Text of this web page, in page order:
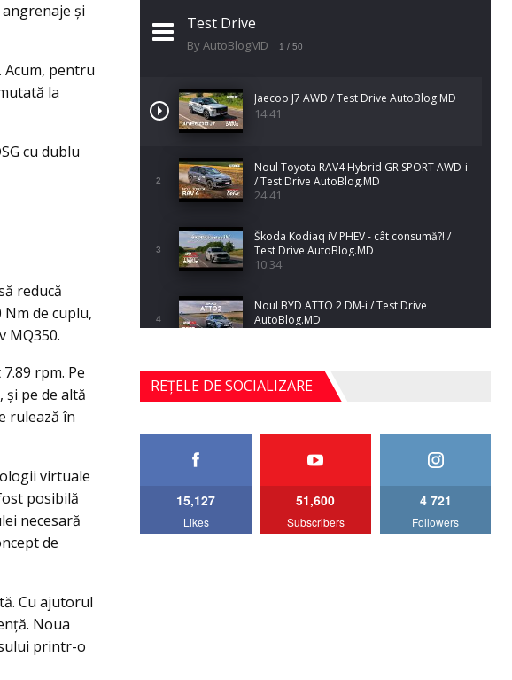
și
Acum, pentru
la
cu dublu
reducă
de cuplu,
MQ350.
rpm. Pe
pe de altă
rulează în
virtuale
posibilă
necesară
de
Cu ajutorul
Noua
printr-o
Test Drive
By AutoBlogMD 1 / 50
Jaecoo J7 AWD / Test Drive AutoBlog.MD
14:41
2
Noul Toyota RAV4 Hybrid GR SPORT AWD-i
/ Test Drive AutoBlog.MD
24:41
3
Škoda Kodiaq iV PHEV - cât consumă?! /
Test Drive AutoBlog.MD
10:34
4
Noul BYD ATTO 2 DM-i / Test Drive
AutoBlog.MD
5
Noul Mercedes-Benz S-Class facelift (S 580
4MATIC V223) / Test Drive AutoBlog.MD
27:33
AutoBlog.MD
REȚELE DE SOCIALIZARE
15,127
Likes
51,600
Subscribers
4 721
Followers